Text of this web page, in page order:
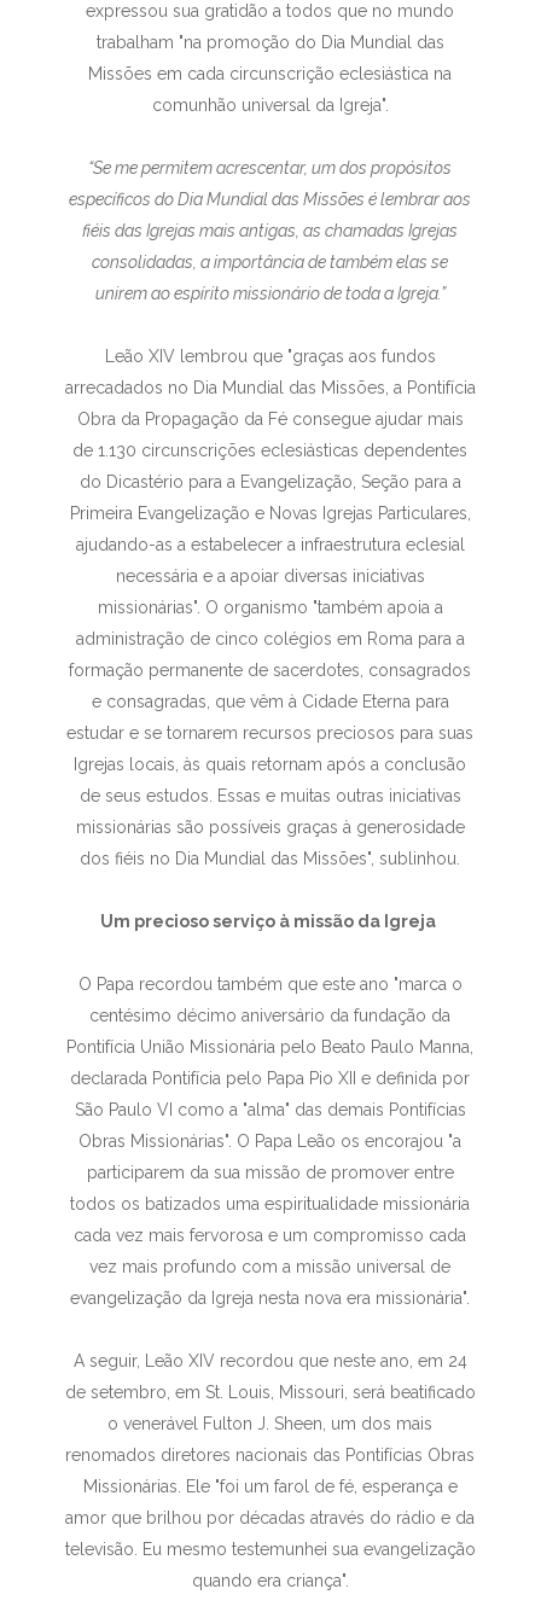
expressou sua gratidão a todos que no mundo
trabalham "na promoção do Dia Mundial das
Missões em cada circunscrição eclesiástica na
comunhão universal da Igreja".
“Se me permitem acrescentar, um dos propósitos
específicos do Dia Mundial das Missões é lembrar aos
fiéis das Igrejas mais antigas, as chamadas Igrejas
consolidadas, a importância de também elas se
unirem ao espírito missionário de toda a Igreja.”
Leão XIV lembrou que "graças aos fundos
arrecadados no Dia Mundial das Missões, a Pontifícia
Obra da Propagação da Fé consegue ajudar mais
de 1.130 circunscrições eclesiásticas dependentes
do Dicastério para a Evangelização, Seção para a
Primeira Evangelização e Novas Igrejas Particulares,
ajudando-as a estabelecer a infraestrutura eclesial
necessária e a apoiar diversas iniciativas
missionárias". O organismo "também apoia a
administração de cinco colégios em Roma para a
formação permanente de sacerdotes, consagrados
e consagradas, que vêm à Cidade Eterna para
estudar e se tornarem recursos preciosos para suas
Igrejas locais, às quais retornam após a conclusão
de seus estudos. Essas e muitas outras iniciativas
missionárias são possíveis graças à generosidade
dos fiéis no Dia Mundial das Missões", sublinhou.
Um precioso serviço à missão da Igreja
O Papa recordou também que este ano "marca o
centésimo décimo aniversário da fundação da
Pontifícia União Missionária pelo Beato Paulo Manna,
declarada Pontifícia pelo Papa Pio XII e definida por
São Paulo VI como a "alma" das demais Pontifícias
Obras Missionárias". O Papa Leão os encorajou "a
participarem da sua missão de promover entre
todos os batizados uma espiritualidade missionária
cada vez mais fervorosa e um compromisso cada
vez mais profundo com a missão universal de
evangelização da Igreja nesta nova era missionária".
A seguir, Leão XIV recordou que neste ano, em 24
de setembro, em St. Louis, Missouri, será beatificado
o venerável Fulton J. Sheen, um dos mais
renomados diretores nacionais das Pontifícias Obras
Missionárias. Ele "foi um farol de fé, esperança e
amor que brilhou por décadas através do rádio e da
televisão. Eu mesmo testemunhei sua evangelização
quando era criança".